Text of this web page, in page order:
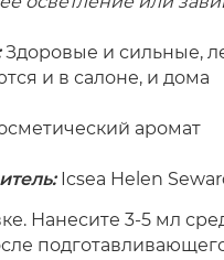
Здоровые и сильные,
и в салоне, и дома
аромат
Icsea Helen
Нанесите 3-5 мл